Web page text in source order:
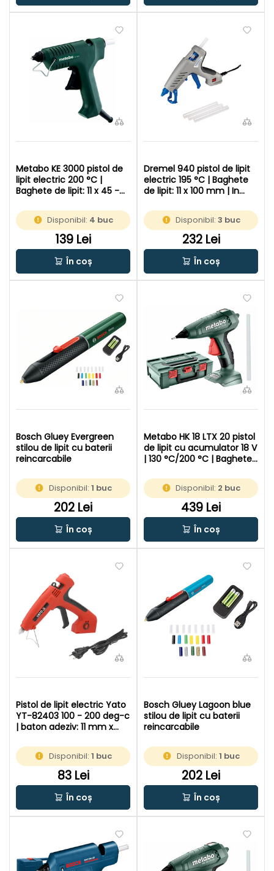
Metabo KE 3000 pistol de
lipit electric 200 °C |
Baghete de lipit: 11 x 45 -
carton original
Disponibil: 4 buc
139 Lei
În coș
Dremel 940 pistol de lipit
electric 195 °C | Baghete
de lipit: 11 x 100 mm | In
Disponibil:3 buc
232 Lei
În coș
Bosch Gluey Evergreen
stilou de lipit cu baterii
reincarcabile
Disponibil: 1 buc
202 Lei
În coș
Metabo HK 18 LTX 20 pistol
de lipit cu acumulator 18 V
| 130 °C/200 °C | Baghete
In MetaBOX
Disponibil: 2 buc
439 Lei
În coș
Pistol de lipit electric Yato
YT-82403 100 - 200 deg-c
| baton adeziv: 11 mm x
carton original
Disponibil: 1 buc
83 Lei
În coș
Bosch Gluey Lagoon blue
stilou de lipit cu baterii
reincarcabile
Disponibil: 1 buc
202 Lei
În coș